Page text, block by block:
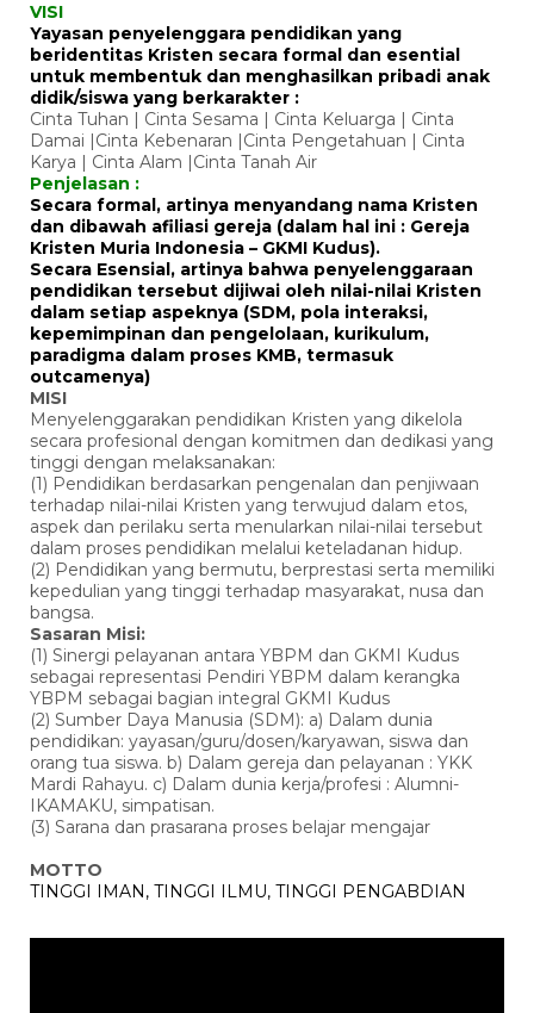
VISI
Yayasan penyelenggara pendidikan yang
beridentitas Kristen secara formal dan esential
untuk membentuk dan menghasilkan pribadi anak
didik/siswa yang berkarakter :
Cinta Tuhan | Cinta Sesama | Cinta Keluarga | Cinta
Damai |Cinta Kebenaran |Cinta Pengetahuan | Cinta
Karya | Cinta Alam |Cinta Tanah Air
Penjelasan :
Secara formal, artinya menyandang nama Kristen
dan dibawah afiliasi gereja (dalam hal ini : Gereja
Kristen Muria Indonesia – GKMI Kudus).
Secara Esensial, artinya bahwa penyelenggaraan
pendidikan tersebut dijiwai oleh nilai-nilai Kristen
dalam setiap aspeknya (SDM, pola interaksi,
kepemimpinan dan pengelolaan, kurikulum,
paradigma dalam proses KMB, termasuk
outcamenya)
MISI
Menyelenggarakan pendidikan Kristen yang dikelola
secara profesional dengan komitmen dan dedikasi yang
tinggi dengan melaksanakan:
(1) Pendidikan berdasarkan pengenalan dan penjiwaan
terhadap nilai-nilai Kristen yang terwujud dalam etos,
aspek dan perilaku serta menularkan nilai-nilai tersebut
dalam proses pendidikan melalui keteladanan hidup.
(2) Pendidikan yang bermutu, berprestasi serta memiliki
kepedulian yang tinggi terhadap masyarakat, nusa dan
bangsa.
Sasaran Misi:
(1) Sinergi pelayanan antara YBPM dan GKMI Kudus
sebagai representasi Pendiri YBPM dalam kerangka
YBPM sebagai bagian integral GKMI Kudus
(2) Sumber Daya Manusia (SDM): a) Dalam dunia
pendidikan: yayasan/guru/dosen/karyawan, siswa dan
orang tua siswa. b) Dalam gereja dan pelayanan : YKK
Mardi Rahayu. c) Dalam dunia kerja/profesi : Alumni-
IKAMAKU, simpatisan.
(3) Sarana dan prasarana proses belajar mengajar
MOTTO
TINGGI IMAN, TINGGI ILMU, TINGGI PENGABDIAN